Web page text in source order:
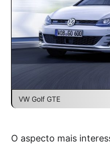
VW Golf GTE
O aspecto mais